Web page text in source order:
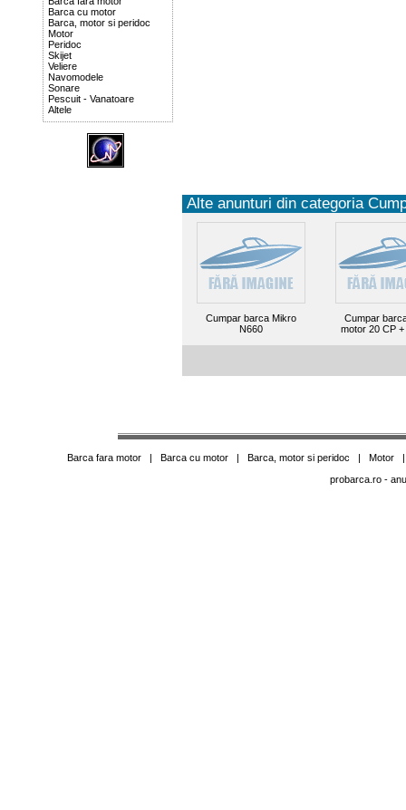
Barca cu motor
Barca, motor si peridoc
Motor
Peridoc
Skijet
Veliere
Navomodele
Sonare
Pescuit - Vanatoare
Altele
Alte anunturi din categoria
Cumpar barca Mikro
N660
Cumpar
motor 20 CP
Barca fara motor| Barca cu motor| Barca, motor si peridoc | Motor
probarca.ro-